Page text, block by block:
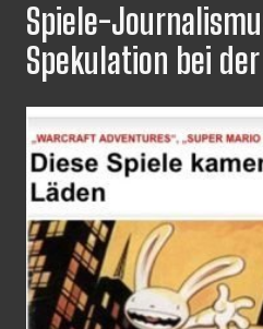
Spiele-
Spekulation bei der